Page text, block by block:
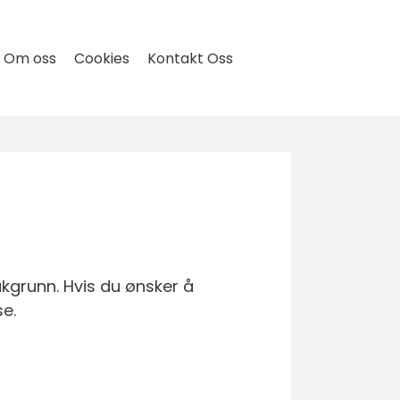
Om oss Cookies Kontakt Oss
Hvis du ønsker å